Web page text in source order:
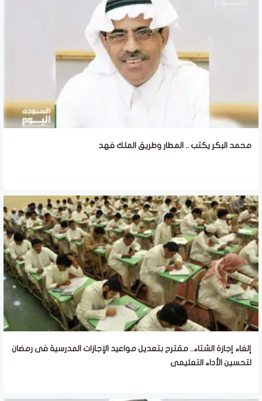
محمد البكر يكتب .. المطار وطريق الملك فهد
إلغاء إجازة الشتاء.. مقترح بتعديل مواعيد الإجازات المدرسية فى رمضان
لتحسين الأداء التعليمى